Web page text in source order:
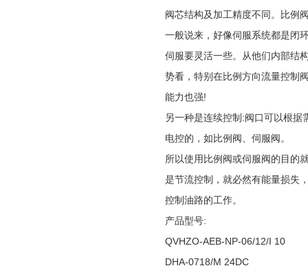
阀芯结构及加工精度不同。比例
一般说来，好像伺服系统都是闭
伺服要灵活一些。从他们内部结
势看，特别在比例方向流量控制
能力也强!
另一种是连续控制:阀口可以根
电控的，如比例阀、伺服阀。
所以使用比例阀或伺服阀的目的
是节流控制，就必然有能量损失
控制油路的工作。
产品型号:
QVHZO-AEB-NP-06/12/I 10
DHA-0718/M 24DC